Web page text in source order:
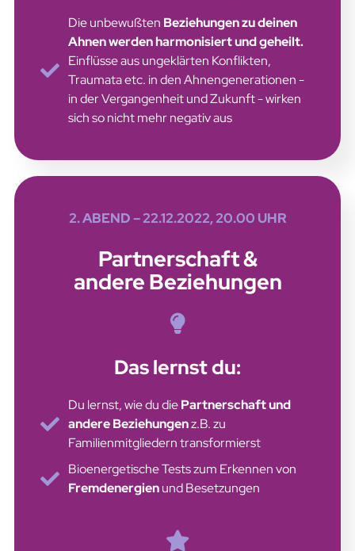
Die unbewußten Beziehungen zu deinen
Ahnen werden harmonisiert und geheilt.
Einflüsse aus ungeklärten Konflikten,
Traumata etc. in den Ahnengenerationen -
in der Vergangenheit und Zukunft - wirken
sich so nicht mehr negativ aus
2. ABEND – 22.12.2022,20.00 UHR
Partnerschaft &
andere Beziehungen
Das lernst du:
Du lernst, wie du diePartnerschaft und
andere Beziehungenz.B. zu
Familienmitgliedern transformierst
Bioenergetische Tests zum Erkennen von
Fremdenergienund Besetzungen